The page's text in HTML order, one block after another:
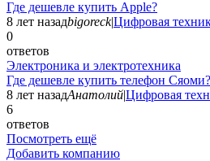
Где дешевле купить Apple?
8 лет назадbigoreck|Цифровая
0
ответов
Электроника и электротехника
Где дешевле купить телефон Сяоми?
8 лет назадАнатолий|Цифровая
6
ответов
Посмотреть ещё
Добавить компанию